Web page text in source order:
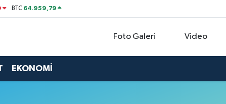
BTC 64.959,79
Foto Galeri Video
EKONOMİ